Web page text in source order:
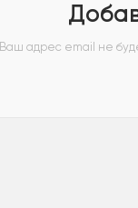
Ваш адрес email не